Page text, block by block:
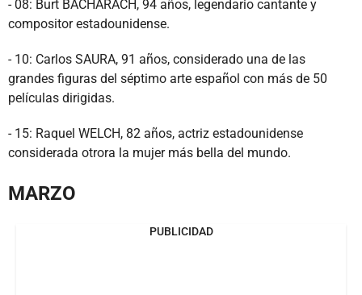
- 08: Burt BACHARACH, 94 años, legendario cantante y
compositor estadounidense.
- 10: Carlos SAURA, 91 años, considerado una de las
grandes figuras del séptimo arte español con más de 50
películas dirigidas.
- 15: Raquel WELCH, 82 años, actriz estadounidense
considerada otrora la mujer más bella del mundo.
MARZO
PUBLICIDAD